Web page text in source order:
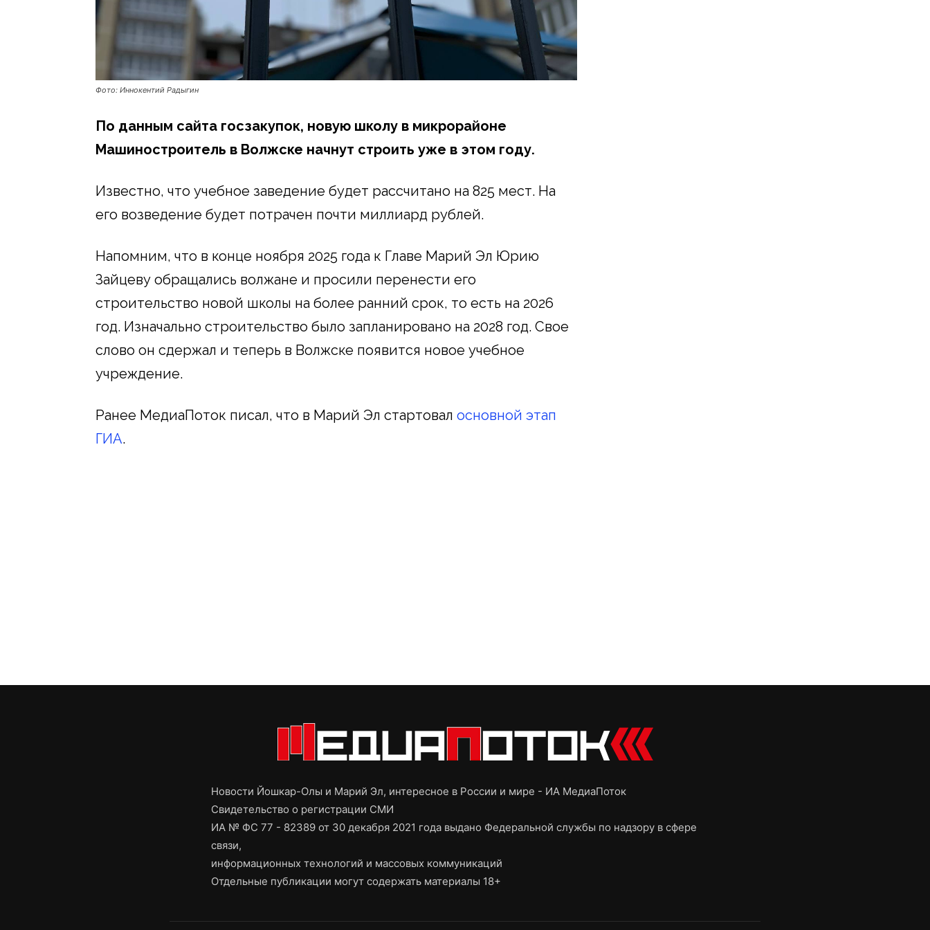
Фото: Иннокентий Радыгин
По данным сайта госзакупок, новую школу в микрорайоне
Машиностроитель в Волжске начнут строить уже в этом году.
Известно, что учебное заведение будет рассчитано на 825 мест. На
его возведение будет потрачен почти миллиард рублей.
Напомним, что в конце ноября 2025 года к Главе Марий Эл Юрию
Зайцеву обращались волжане и просили перенести его
строительство новой школы на более ранний срок, то есть на 2026
год. Изначально строительство было запланировано на 2028 год. Свое
слово он сдержал и теперь в Волжске появится новое учебное
учреждение.
Ранее МедиаПоток писал, что в Марий Эл стартовал основной этап
ГИА.
Новости Йошкар-Олы и Марий Эл, интересное в России и мире - ИА МедиаПоток
Свидетельство о регистрации СМИ
ИА № ФС 77 - 82389 от 30 декабря 2021 года выдано Федеральной службы по надзору в сфере
связи,
информационных технологий и массовых коммуникаций
Отдельные публикации могут содержать материалы 18+